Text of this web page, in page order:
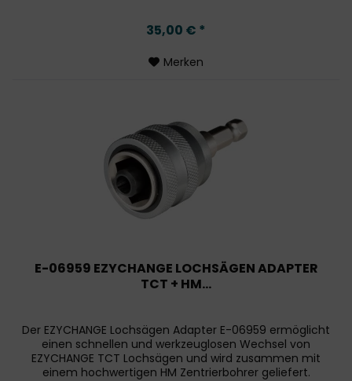
35,00 € *
Merken
E-06959 EZYCHANGE LOCHSÄGEN ADAPTER
TCT + HM...
Der EZYCHANGE Lochsägen Adapter E-06959 ermöglicht
einen schnellen und werkzeuglosen Wechsel von
EZYCHANGE TCT Lochsägen und wird zusammen mit
einem hochwertigen HM Zentrierbohrer geliefert.